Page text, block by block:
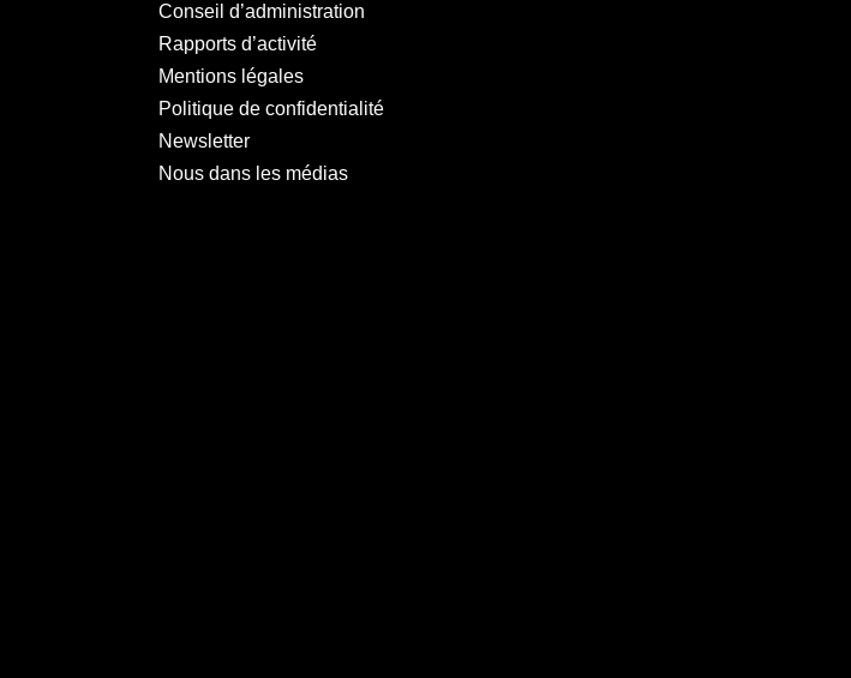
Conseil d’administration
Rapports d’activité
Mentions légales
Politique de confidentialité
Newsletter
Nous dans les médias